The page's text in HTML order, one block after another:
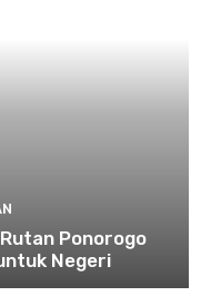
Ponorogo
Negeri